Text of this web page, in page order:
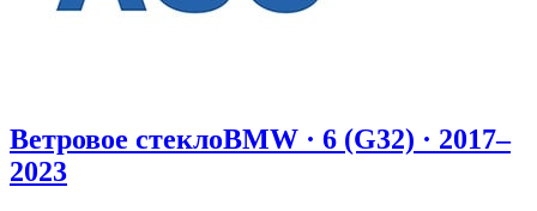
Ветровое стеклоBMW · 6 (G32) · 2017–
2023